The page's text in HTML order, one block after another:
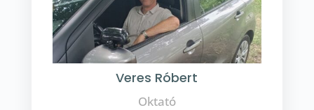
Veres Róbert
Oktató